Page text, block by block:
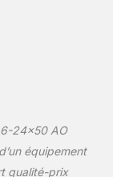
24×50 AO
équipement
qualité-prix